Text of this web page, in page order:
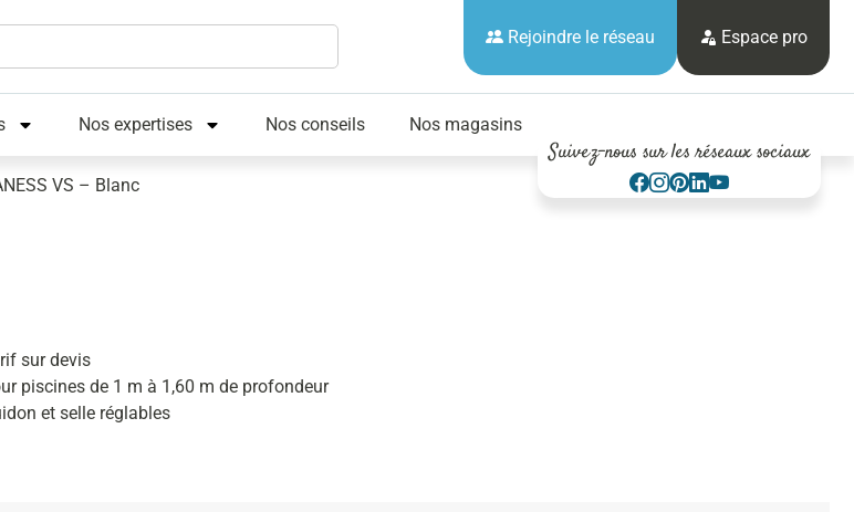
Rejoindre le réseau Espace pro
Nos expertises Nos conseils Nos magasins
Suivez-nous sur les réseaux sociaux
VS – Blanc
sur devis
piscines de 1 m à 1,60 m de profondeur
et selle réglables